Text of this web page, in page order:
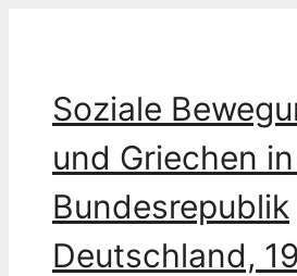
Soziale
und Griechen
Bundesrepublik
Deutschland,